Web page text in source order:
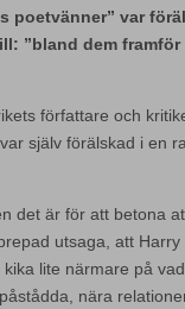
poetvänner” var
”bland dem framför
författare och
själv förälskad i en
det är för att betona
utsaga, att
lite närmare på
nära